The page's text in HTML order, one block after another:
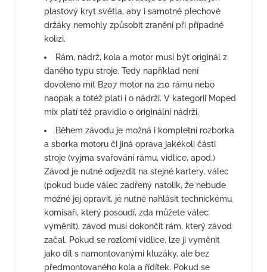
plastový kryt světla, aby i samotné plechové
držáky nemohly způsobit zranění při případné
kolizi.
Rám, nádrž, kola a motor musí být originál z
daného typu stroje. Tedy například není
dovoleno mít B207 motor na 210 rámu nebo
naopak a totéž platí i o nádrži. V kategorii Moped
mix platí též pravidlo o originální nádrži.
Během závodu je možná i kompletní rozborka
a sborka motoru či jiná oprava jakékoli části
stroje (vyjma svařování rámu, vidlice, apod.)
Závod je nutné odjezdit na stejné kartery, válec
(pokud bude válec zadřený natolik, že nebude
možné jej opravit, je nutné nahlásit technickému
komisaři, který posoudí, zda můžete válec
vyměnit), závod musí dokončit rám, který závod
začal. Pokud se rozlomí vidlice, lze ji vyměnit
jako díl s namontovanými kluzáky, ale bez
předmontovaného kola a řídítek. Pokud se